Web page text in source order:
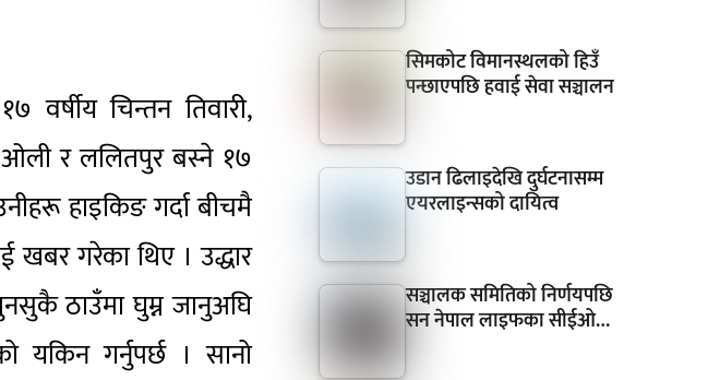
चिन्तन तिवारी,
ओली र ललितपुर बस्ने १७
हाइकिङ गर्दा बीचमै
खबर गरेका थिए । उद्धार
ठाउँमा घुम्न जानुअघि
यकिन गर्नुपर्छ । सानो
सिमकोट विमानस्थलको हिउँ
पन्छाएपछि हवाई सेवा सञ्चालन
उडान ढिलाइदेखि दुर्घटनासम्म
एयरलाइन्सको दायित्व
सञ्चालक समितिको निर्णयपछि
सन नेपाल लाइफका सीईओ…